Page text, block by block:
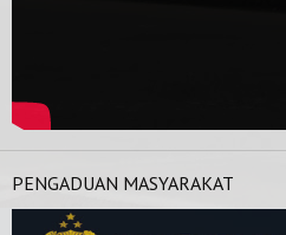
PENGADUAN MASYARAKAT